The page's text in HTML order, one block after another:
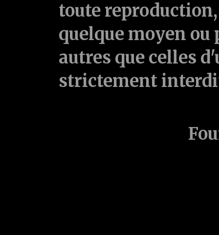
toute
quelque moyen ou
autres que celles
strictement